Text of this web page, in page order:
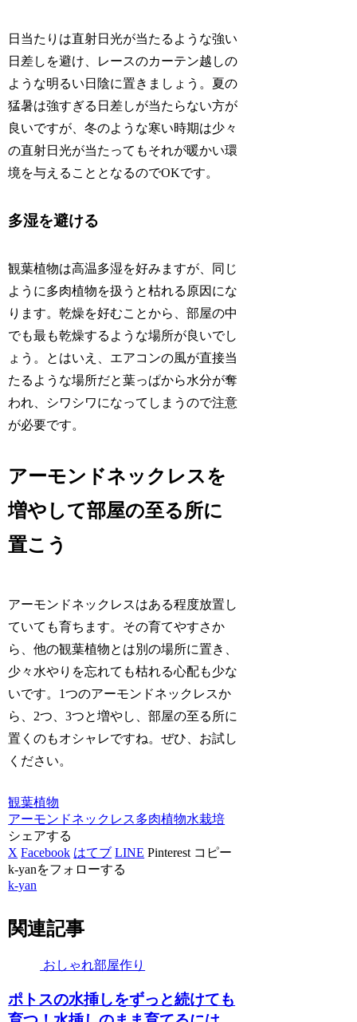
日当たりは直射日光が当たるような強い
日差しを避け、レースのカーテン越しの
ような明るい日陰に置きましょう。夏の
猛暑は強すぎる日差しが当たらない方が
良いですが、冬のような寒い時期は少々
の直射日光が当たってもそれが暖かい環
境を与えることとなるのでOKです。
多湿を避ける
観葉植物は高温多湿を好みますが、同じ
ように多肉植物を扱うと枯れる原因にな
ります。乾燥を好むことから、部屋の中
でも最も乾燥するような場所が良いでし
ょう。とはいえ、エアコンの風が直接当
たるような場所だと葉っぱから水分が奪
われ、シワシワになってしまうので注意
が必要です。
アーモンドネックレスを
増やして部屋の至る所に
置こう
アーモンドネックレスはある程度放置し
ていても育ちます。その育てやすさか
ら、他の観葉植物とは別の場所に置き、
少々水やりを忘れても枯れる心配も少な
いです。1つのアーモンドネックレスか
ら、2つ、3つと増やし、部屋の至る所に
置くのもオシャレですね。ぜひ、お試し
ください。
観葉植物
アーモンドネックレス多肉植物水栽培
シェアする
X Facebook はてブ LINE Pinterest コピー
k-yanをフォローする
k-yan
関連記事
おしゃれ部屋作り
ポトスの水挿しをずっと続けても